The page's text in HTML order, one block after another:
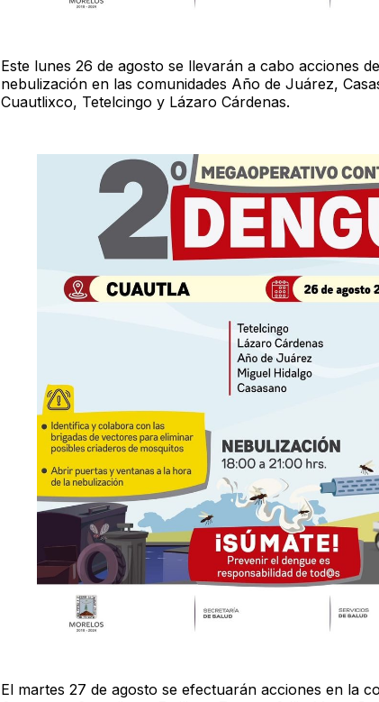
Este lunes 26 de agosto se llevarán a cabo acciones
nebulización en las comunidades Año de Juárez,
Cuautlixco, Tetelcingo y Lázaro Cárdenas.
El martes 27 de agosto se efectuarán acciones en la